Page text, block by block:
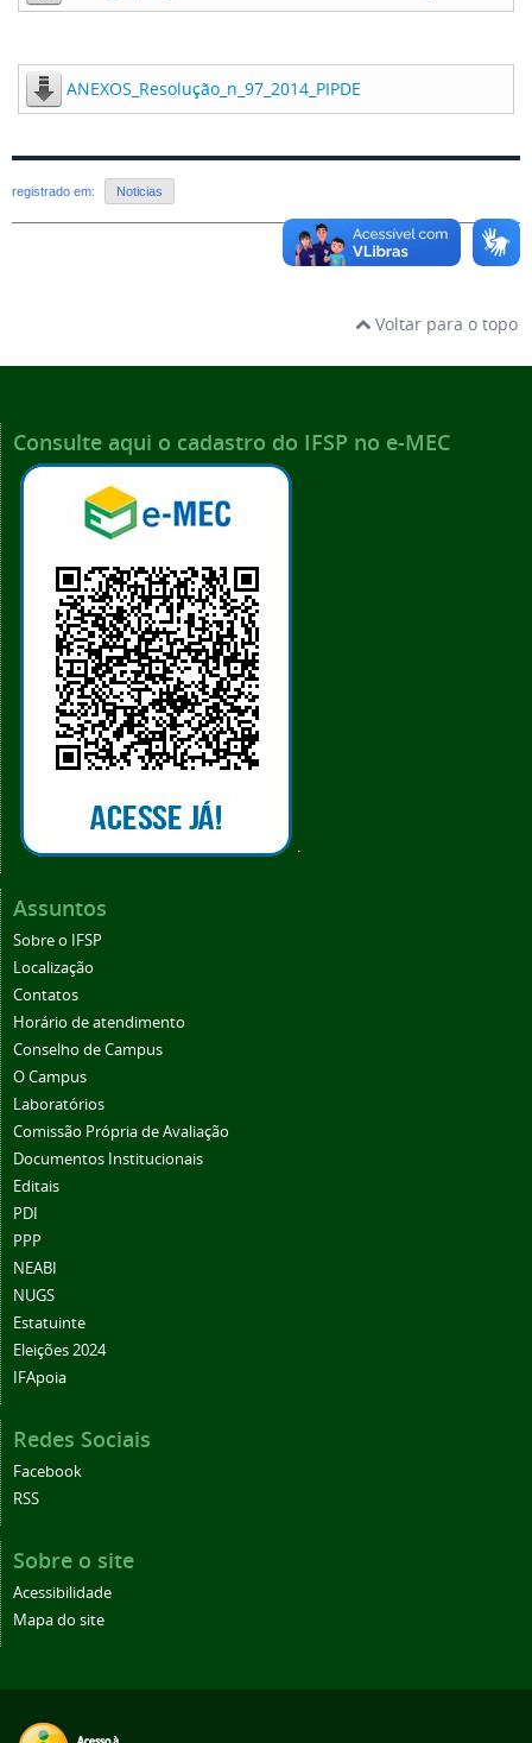
ANEXOS_Resolução_n_97_2014_PIPDE
registrado em: Noticias
Voltar para o topo
Consulte aqui o cadastro do IFSP no e-MEC
.
Assuntos
Sobre o IFSP
Localização
Contatos
Horário de atendimento
Conselho de Campus
O Campus
Laboratórios
Comissão Própria de Avaliação
Documentos Institucionais
Editais
PDI
PPP
NEABI
NUGS
Estatuinte
Eleições 2024
IFApoia
Redes Sociais
Facebook
RSS
Sobre o site
Acessibilidade
Mapa do site